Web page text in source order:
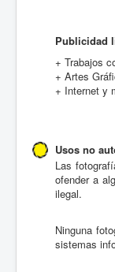
Publicidad
+ Trabajos
+ Artes
+ Internet y
Usos no
Las
ofender a
ilegal.
Ninguna
sistemas